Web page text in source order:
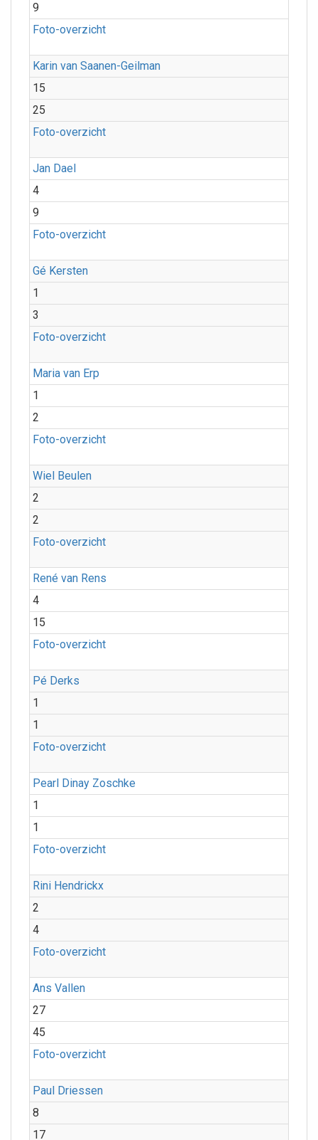
9
Foto-overzicht
Karin van Saanen-Geilman
15
25
Foto-overzicht
Jan Dael
4
9
Foto-overzicht
Gé Kersten
1
3
Foto-overzicht
Maria van Erp
1
2
Foto-overzicht
Wiel Beulen
2
2
Foto-overzicht
René van Rens
4
15
Foto-overzicht
Pé Derks
1
1
Foto-overzicht
Pearl Dinay Zoschke
1
1
Foto-overzicht
Rini Hendrickx
2
4
Foto-overzicht
Ans Vallen
27
45
Foto-overzicht
Paul Driessen
8
17